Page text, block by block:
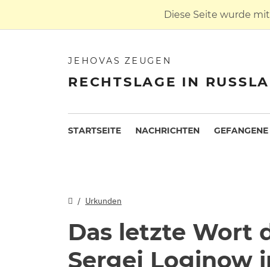
Diese Seite wurde
JEHOVAS ZEUGEN
RECHTSLAGE IN
STARTSEITE NACHRICHTEN
Urkunden
Das letzte Wort
Sergej Loginow